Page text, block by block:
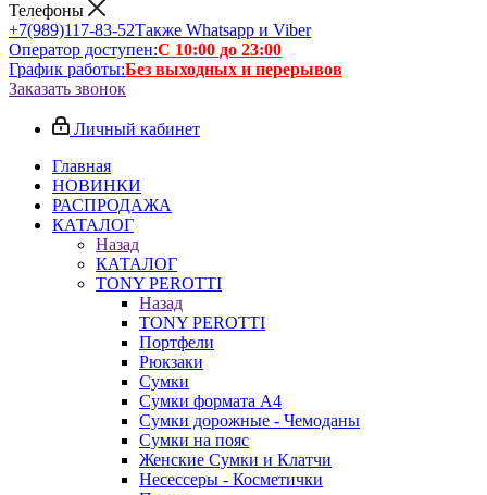
Телефоны
+7(989)117-83-52Также Whatsapp и Viber
Оператор доступен:С 10:00 до 23:00
График работы:Без выходных и перерывов
Заказать звонок
Личный кабинет
Главная
НОВИНКИ
РАСПРОДАЖА
КАТАЛОГ
Назад
КАТАЛОГ
TONY PEROTTI
Назад
TONY PEROTTI
Портфели
Рюкзаки
Сумки
Сумки формата А4
Сумки дорожные - Чемоданы
Сумки на пояс
Женские Сумки и Клатчи
Несессеры - Косметички